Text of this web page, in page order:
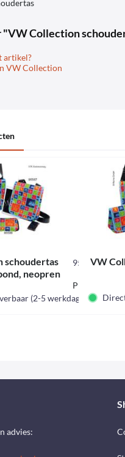
"VW Collection
artikel?
VW Collection
schoudertas
neopren
95584
Prijskorting
(2-5 werkdagen)
VW
advies: